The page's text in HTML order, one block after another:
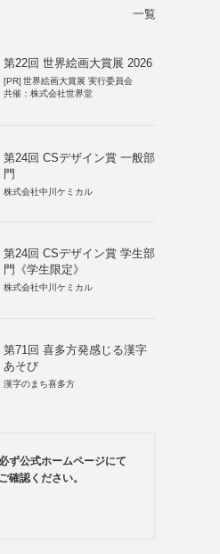
一覧
第22回 世界絵画大賞展 2026
[PR] 世界絵画大賞展 実行委員会
共催：株式会社世界堂
第24回 CSデザイン賞 一般部
門
株式会社中川ケミカル
第24回 CSデザイン賞 学生部
門《学生限定》
株式会社中川ケミカル
第71回 喜多方発感じる漢字
あそび
漢字のまち喜多方
ず公式ホームページにて
確認ください。